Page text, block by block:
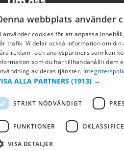
Företagsinformation
Copyright © 2019 This site is Licensed to
webbplats använder
använder cookies för att anpassa
trafik. Vi delar också information om
reklam- och analyspartners som kan
som du har tillhandahållit dem
av deras tjänster.
ALLA PARTNERS (1913) →
STRIKT NÖDVÄNDIGT
FUNKTIONER
VISA DETALJER